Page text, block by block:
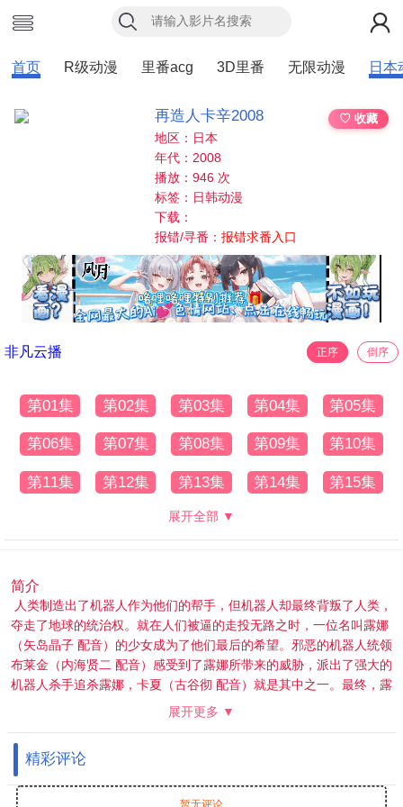
首页 R级动漫 里番acg 3D里番 无限动漫 日本
再造人卡辛2008
♡ 收藏
地区：日本
年代：2008
播放：946 次
标签：日韩动漫
下载：
报错/寻番：报错求番入口
非凡云播 正序 倒序
第01集 第02集 第03集 第04集 第05集
第06集 第07集 第08集 第09集 第10集
第11集 第12集 第13集 第14集 第15集
展开全部 ▼
简介
人类制造出了机器人作为他们的帮手，但机器人却最终背叛了人类，
夺走了地球的统治权。就在人们被逼的走投无路之时，一位名叫露娜
（矢岛晶子 配音）的少女成为了他们最后的希望。邪恶的机器人统领
布莱金（内海贤二 配音）感受到了露娜所带来的威胁，派出了强大的
机器人杀手追杀露娜，卡夏（古谷彻 配音）就是其中之一。最终，露
娜死在了卡夏的手上。 露娜死后，整个世界开始迅速的衰败，一晃眼
时，卡夏再度现身，只是此时的它已经失去了曾经的记忆，在黑暗和
混沌之中只剩下迷惘。
展开更多 ▼
精彩评论